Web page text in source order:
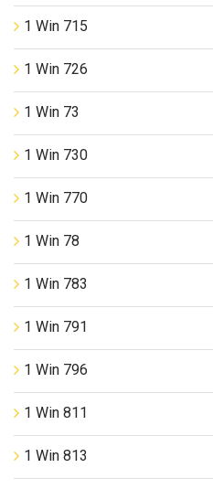
1 Win 715
1 Win 726
1 Win 73
1 Win 730
1 Win 770
1 Win 78
1 Win 783
1 Win 791
1 Win 796
1 Win 811
1 Win 813